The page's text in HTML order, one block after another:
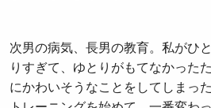
次男の病気、長男の教育。私がひ
りすぎて、ゆとりがもてなかった
にかわいそうなことをしてしまっ